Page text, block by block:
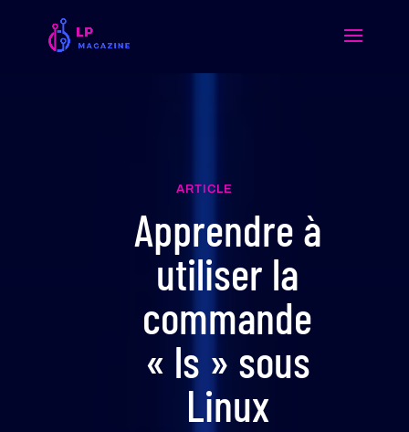
ARTICLE
Apprendre à
utiliser la
commande
« ls » sous
Linux